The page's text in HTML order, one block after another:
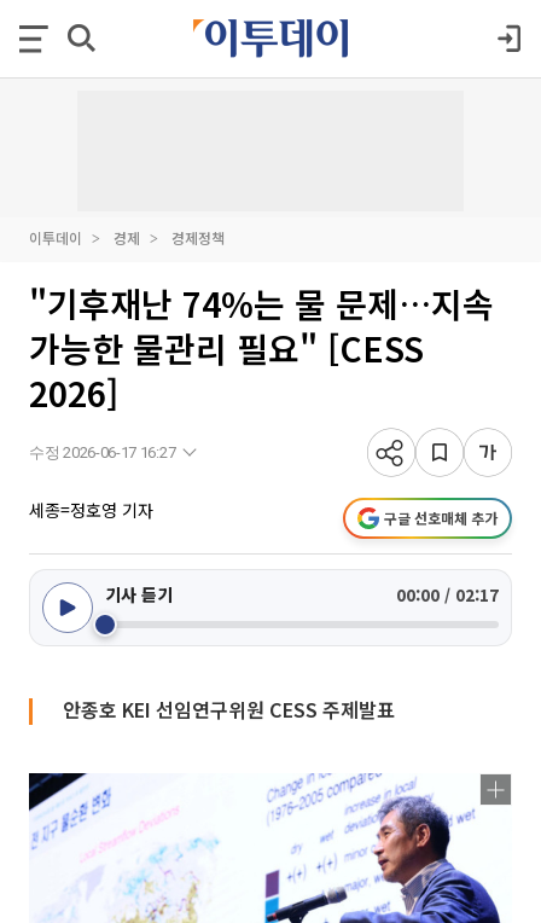
이투데이 경제 경제정책
"기후재난 74%는 물 문제…지속
가능한 물관리 필요" [CESS
2026]
수정 2026-06-17 16:27
세종=정호영 기자 구글 선호매체 추가
기사 듣기 00:00 / 02:17
안종호 KEI 선임연구위원 CESS 주제발표